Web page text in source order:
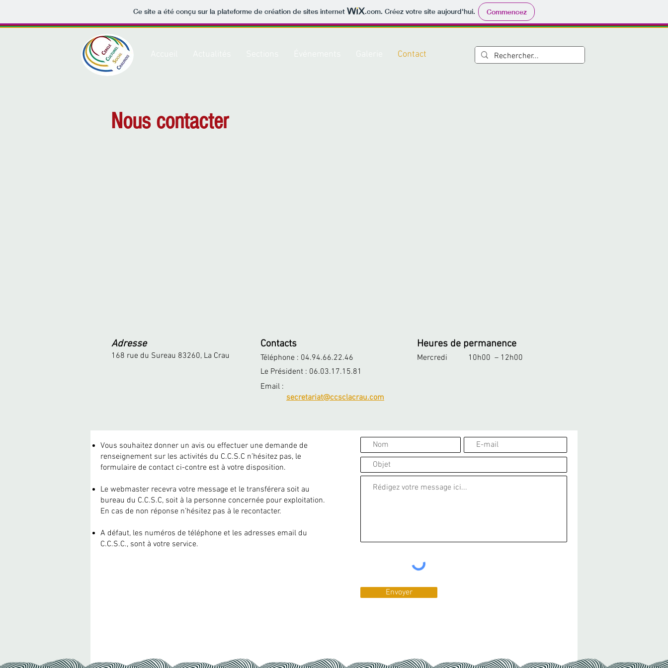
Ce site a été conçu sur la plateforme de création de sites internet .com. Créez votre site aujourd'hui. Commencez
Contact
Nous contacter
Adresse
168 rue du Sureau 83260, La Crau
Contacts
Téléphone : 04.94.66.22.46
Le Président : 06.03.17.15.81
Heures de permanence
Mercredi 10h00 – 12h00
secretariat@ccsclacrau.com
Email :
Vous souhaitez donner un avis ou effectuer une demande de
renseignement sur les activités du C.C.S.C n’hésitez pas, le
formulaire de contact ci-contre est à votre disposition.
Le webmaster recevra votre message et le transférera soit au
bureau du C.C.S.C, soit à la personne concernée pour exploitation.
En cas de non réponse n’hésitez pas à le recontacter.
A défaut, les numéros de téléphone et les adresses email du
C.C.S.C., sont à votre service.
Envoyer